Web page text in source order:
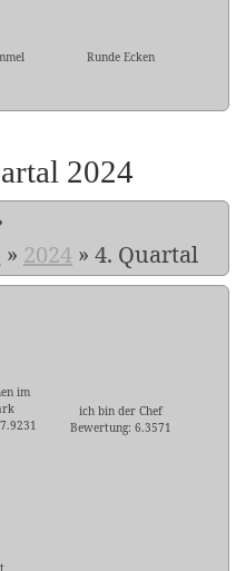
Runde Ecken
2024
» 2024 » 4. Quartal
im
ich bin der Chef
Bewertung: 6.3571